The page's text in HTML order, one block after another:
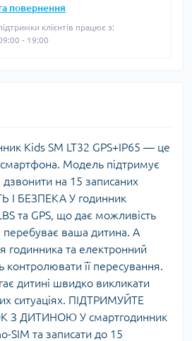
повернення
клієнтів працює з:
- 19:00
Kids SM LT32 GPS+IP65 — це
смартфона. Модель підтримує
дзвонити на 15 записаних
І БЕЗПЕКА У годинник
та GPS, що дає можливість
перебуває ваша дитина. А
годинника та електронний
її пересування.
дитині швидко викликати
ситуаціях. ПІДТРИМУЙТЕ
З ДИТИНОЮ У смартгодинник
SIM та записати до 15